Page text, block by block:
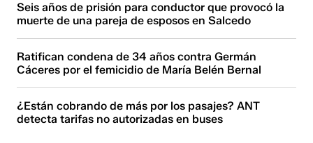
Seis años de prisión para conductor que provocó la
muerte de una pareja de esposos en Salcedo
Ratifican condena de 34 años contra Germán
Cáceres por el femicidio de María Belén Bernal
¿Están cobrando de más por los pasajes? ANT
detecta tarifas no autorizadas en buses